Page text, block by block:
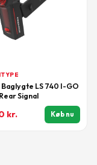
LS 740 I-GO
Signal
kr. Køb nu